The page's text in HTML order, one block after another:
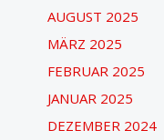
AUGUST 2025
MÄRZ 2025
FEBRUAR 2025
JANUAR 2025
DEZEMBER 2024